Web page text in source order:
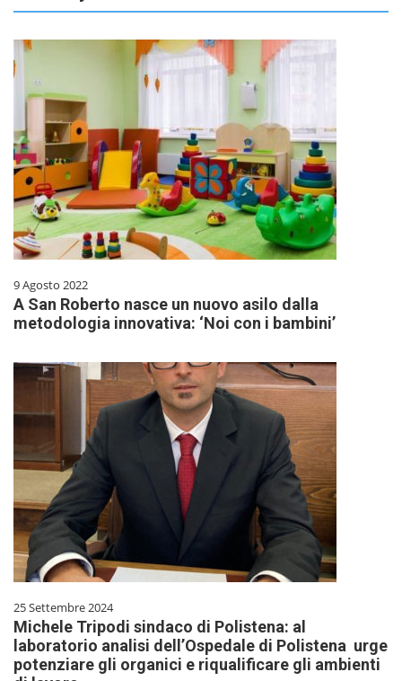
9 Agosto 2022
A San Roberto nasce un nuovo asilo dalla
metodologia innovativa: ‘Noi con i bambini’
25 Settembre 2024
Michele Tripodi sindaco di Polistena: al
laboratorio analisi dell’Ospedale di Polistena urge
potenziare gli organici e riqualificare gli ambienti